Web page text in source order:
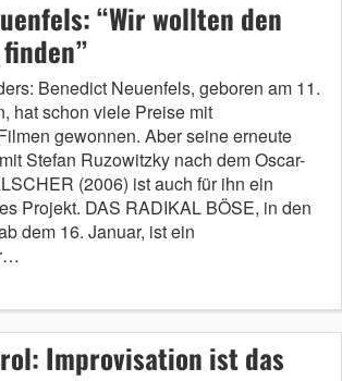
“Wir wollten den
Benedict Neuenfels, geboren am 11.
hat schon viele Preise mit
gewonnen. Aber seine erneute
Stefan Ruzowitzky nach dem Oscar-
(2006) ist auch für ihn ein
Projekt. DAS RADIKAL BÖSE, in den
dem 16. Januar, ist ein
Improvisation ist das